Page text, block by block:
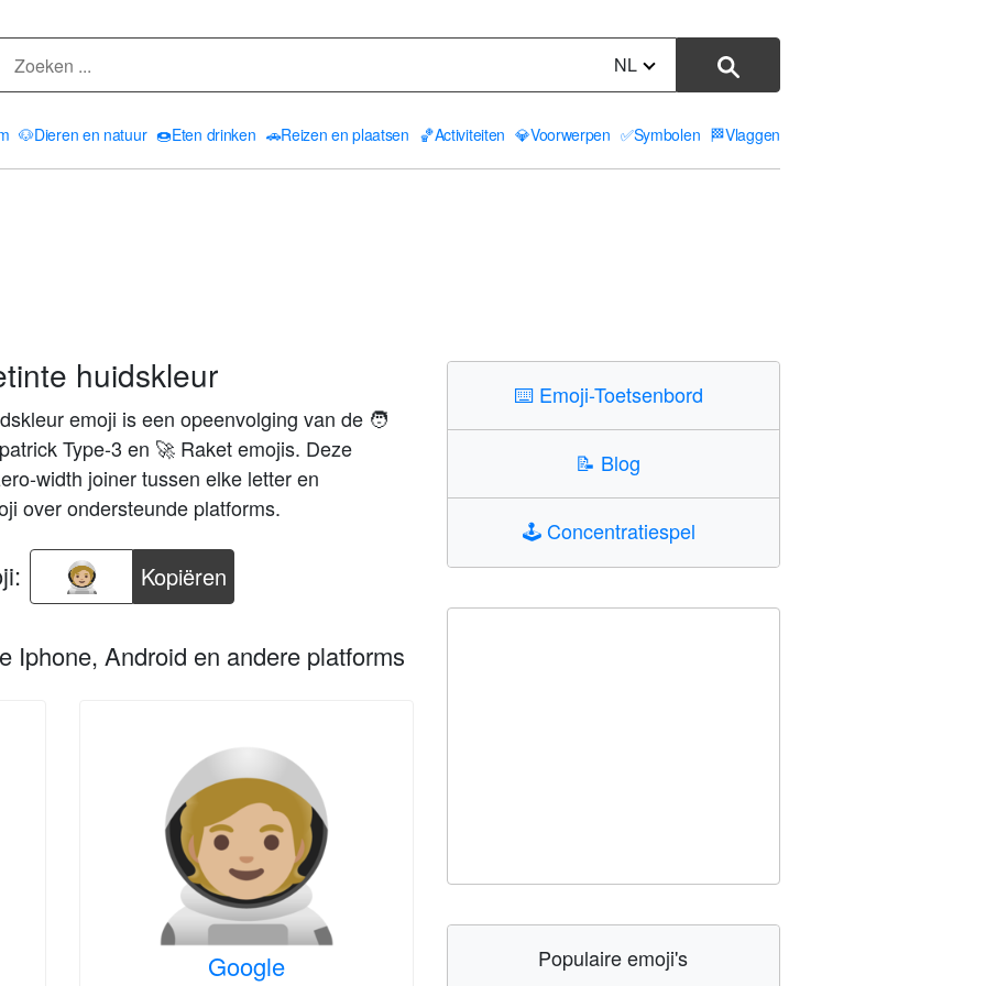
NL
🐶Dieren en natuur 🍩Eten drinken 🚗Reizen en plaatsen 🏀Activiteiten 💎Voorwerpen ✅Symbolen 🏁Vlaggen
huidskleur
emoji is een opeenvolging van de 🧑
Type-3 en 🚀 Raket emojis. Deze
width joiner tussen elke letter en
over ondersteunde platforms.
Kopiëren
Iphone, Android en andere platforms
Google
⌨️ Emoji-Toetsenbord
📝 Blog
🕹️Concentratiespel
Populaire emoji's